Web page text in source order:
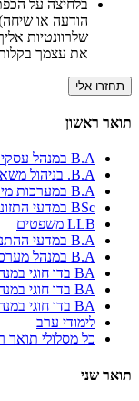
בלחיצה על
הודעה או
שלרוונטיות
את עצמך
תואר ראשון
B.A במנהל עסקים
B.A. בניהול משאבי אנוש
B.A במערכות מידע ניהוליות
BSc במדעי התזונה
LLB משפטים
B.A במדעי ההתנהגות
B.A במנהל מערכות בריאות
BA בדו חוגי במנהל עסקים ומדעי התנהגות
BA בדו חוגי במנהל עסקים ומערכות מידע ניהוליות
BA בדו חוגי במנהל עסקים ותקשורת
לימודי ערב
כל מסלולי תואר
תואר שני